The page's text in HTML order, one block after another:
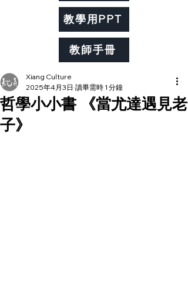
教學用PPT
教師手冊
哲學小小書 《當尤達遇見老
子》
Xiang Culture
2025年4月3日 讀畢需時 1 分鐘